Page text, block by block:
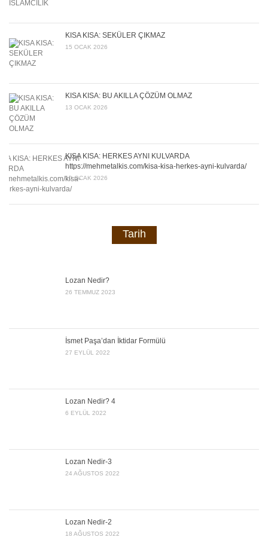
KISA KISA: SEKÜLER ÇIKMAZ
15 OCAK 2026
KISA KISA: BU AKILLA ÇÖZÜM OLMAZ
13 OCAK 2026
KISA KISA: HERKES AYNI KULVARDA
https://mehmetalkis.com/kisa-kisa-herkes-ayni-kulvarda/
10 OCAK 2026
Tarih
Lozan Nedir?
26 TEMMUZ 2023
İsmet Paşa’dan İktidar Formülü
27 EYLÜL 2022
Lozan Nedir? 4
6 EYLÜL 2022
Lozan Nedir-3
24 AĞUSTOS 2022
Lozan Nedir-2
18 AĞUSTOS 2022